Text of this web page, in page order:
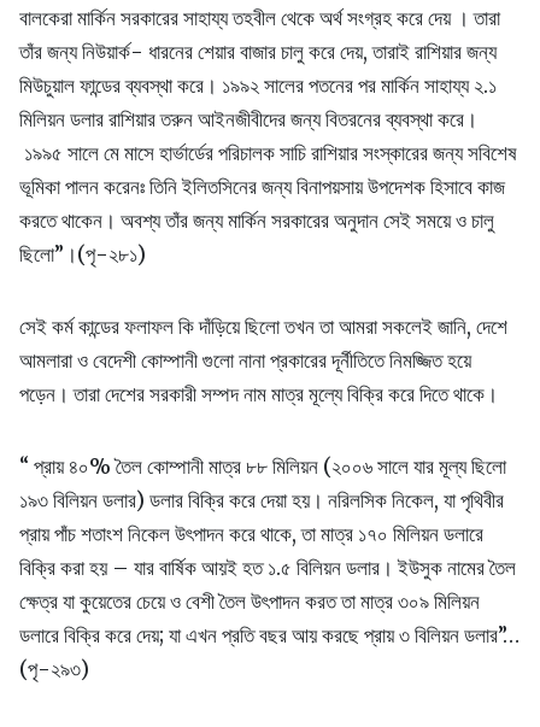
বালকেরা মার্কিন সরকারের সাহায্য তহবীল থেকে অর্থ সংগ্রহ করে দেয় । তারা
তাঁর জন্য নিউয়ার্ক- ধারনের শেয়ার বাজার চালু করে দেয়, তারাই রাশিয়ার জন্য
মিউচুয়াল ফান্ডের ব্যবস্থা করে। ১৯৯২ সালের পতনের পর মার্কিন সাহায্য ২.১
মিলিয়ন ডলার রাশিয়ার তরুন আইনজীবীদের জন্য বিতরনের ব্যবস্থা করে।
১৯৯৫ সালে মে মাসে হার্ভার্ডের পরিচালক সাচি রাশিয়ার সংস্কারের জন্য সবিশেষ
ভূমিকা পালন করেনঃ তিনি ইলিতসিনের জন্য বিনাপয়সায় উপদেশক হিসাবে কাজ
করতে থাকেন। অবশ্য তাঁর জন্য মার্কিন সরকারের অনুদান সেই সময়ে ও চালু
ছিলো”।(পৃ-২৮১)
সেই কর্ম কান্ডের ফলাফল কি দাঁড়িয়ে ছিলো তখন তা আমরা সকলেই জানি, দেশে
আমলারা ও বেদেশী কোম্পানী গুলো নানা প্রকারের দূর্নীতিতে নিমজ্জিত হয়ে
পড়েন। তারা দেশের সরকারী সম্পদ নাম মাত্র মূল্যে বিক্রি করে দিতে থাকে।
“ প্রায় ৪০% তৈল কোম্পানী মাত্র ৮৮ মিলিয়ন (২০০৬ সালে যার মূল্য ছিলো
১৯৩ বিলিয়ন ডলার) ডলার বিক্রি করে দেয়া হয়। নরিলসিক নিকেল, যা পৃথিবীর
প্রায় পাঁচ শতাংশ নিকেল উৎপাদন করে থাকে, তা মাত্র ১৭০ মিলিয়ন ডলারে
বিক্রি করা হয় – যার বার্ষিক আয়ই হত ১.৫ বিলিয়ন ডলার। ইউসুক নামের তৈল
ক্ষেত্র যা কুয়েতের চেয়ে ও বেশী তৈল উৎপাদন করত তা মাত্র ৩০৯ মিলিয়ন
ডলারে বিক্রি করে দেয়; যা এখন প্রতি বছর আয় করছে প্রায় ৩ বিলিয়ন ডলার”…
(পৃ-২৯৩)